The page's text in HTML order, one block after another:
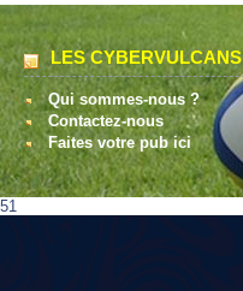
LES CYBERVULCANS
Qui sommes-nous ?
Contactez-nous
Faites votre pub ici
51